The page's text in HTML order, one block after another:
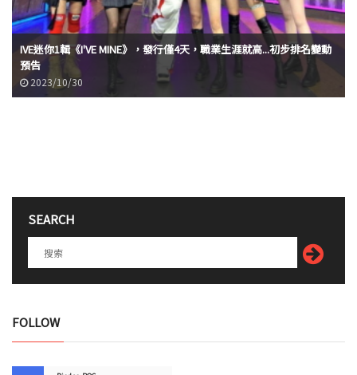
(G)I-DLE公開美國EP《Hit》的歌曲串燒
2023/10/17
SEARCH
FOLLOW